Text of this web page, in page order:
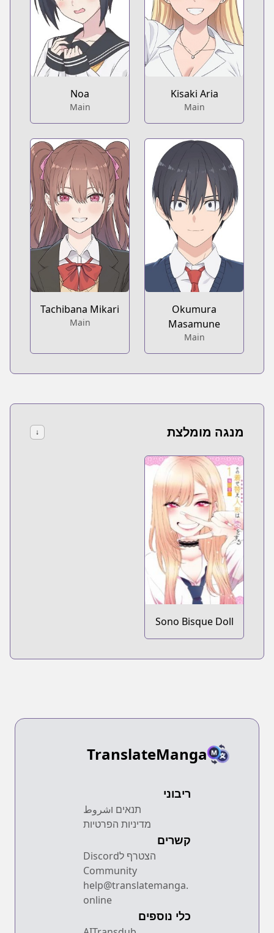
Kisaki Aria
Main
Noa
Main
Okumura
Masamune
Main
Tachibana Mikari
Main
מנגה מומלצת ↓
Sono Bisque Doll
wa Koi wo Suru
TranslateManga
ריבוני
תנאים וشروط
מדיניות הפרטיות
קשרים
הצטרף לDiscord
Community
help@translatemanga.
online
כלי נוספים